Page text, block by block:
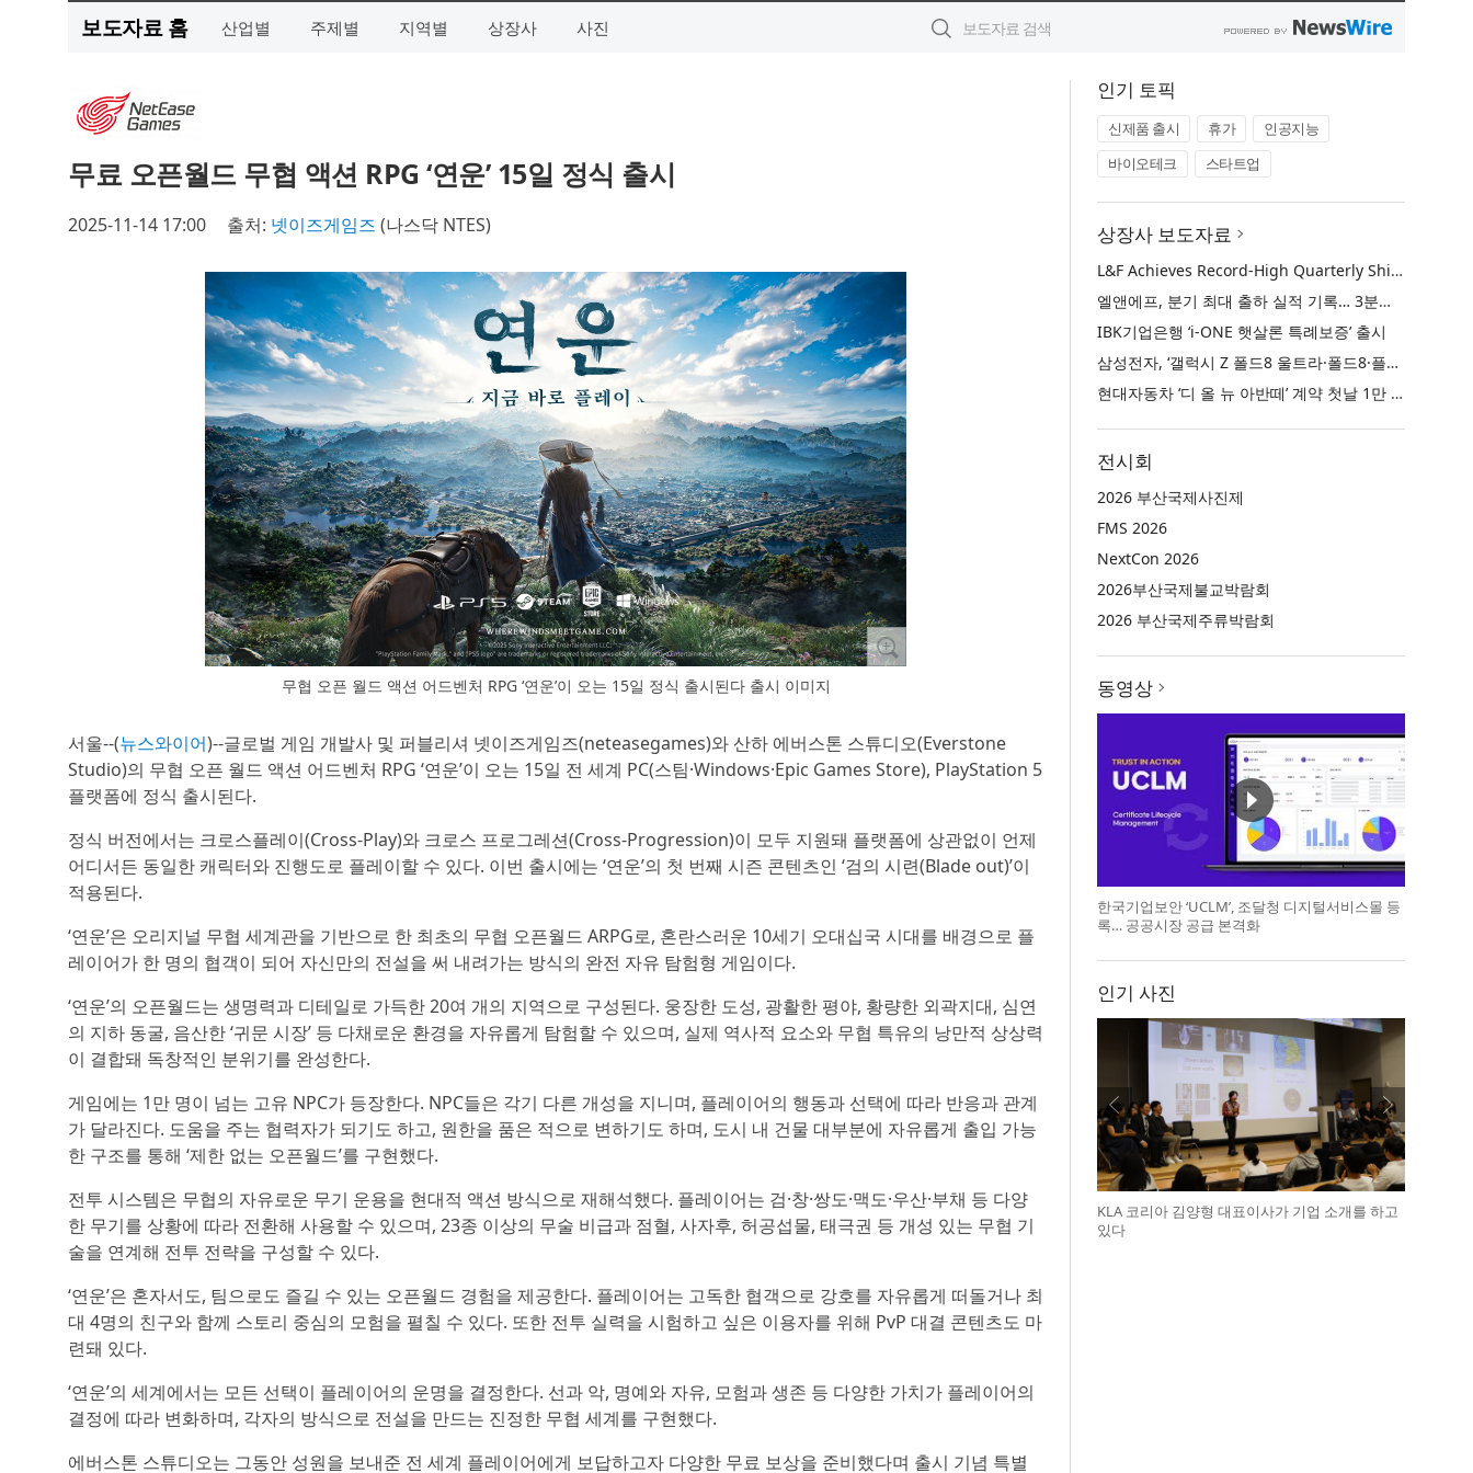
보도자료 홈 산업별 주제별 지역별 상장사 사진
무료 오픈월드 무협 액션 RPG ‘연운’ 15일 정식 출시
2025-11-14 17:00 출처: 넷이즈게임즈 (나스닥 NTES)
무협 오픈 월드 액션 어드벤처 RPG ‘연운’이 오는 15일 정식 출시된다 출시 이미지
서울--(뉴스와이어)--글로벌 게임 개발사 및 퍼블리셔 넷이즈게임즈(neteasegames)와 산하 에버스톤 스튜디오(Everstone
Studio)의 무협 오픈 월드 액션 어드벤처 RPG ‘연운’이 오는 15일 전 세계 PC(스팀·Windows·Epic Games Store), PlayStation 5
플랫폼에 정식 출시된다.
정식 버전에서는 크로스플레이(Cross-Play)와 크로스 프로그레션(Cross-Progression)이 모두 지원돼 플랫폼에 상관없이 언제
어디서든 동일한 캐릭터와 진행도로 플레이할 수 있다. 이번 출시에는 ‘연운’의 첫 번째 시즌 콘텐츠인 ‘검의 시련(Blade out)’이
적용된다.
‘연운’은 오리지널 무협 세계관을 기반으로 한 최초의 무협 오픈월드 ARPG로, 혼란스러운 10세기 오대십국 시대를 배경으로 플
레이어가 한 명의 협객이 되어 자신만의 전설을 써 내려가는 방식의 완전 자유 탐험형 게임이다.
‘연운’의 오픈월드는 생명력과 디테일로 가득한 20여 개의 지역으로 구성된다. 웅장한 도성, 광활한 평야, 황량한 외곽지대, 심연
의 지하 동굴, 음산한 ‘귀문 시장’ 등 다채로운 환경을 자유롭게 탐험할 수 있으며, 실제 역사적 요소와 무협 특유의 낭만적 상상력
이 결합돼 독창적인 분위기를 완성한다.
게임에는 1만 명이 넘는 고유 NPC가 등장한다. NPC들은 각기 다른 개성을 지니며, 플레이어의 행동과 선택에 따라 반응과 관계
가 달라진다. 도움을 주는 협력자가 되기도 하고, 원한을 품은 적으로 변하기도 하며, 도시 내 건물 대부분에 자유롭게 출입 가능
한 구조를 통해 ‘제한 없는 오픈월드’를 구현했다.
전투 시스템은 무협의 자유로운 무기 운용을 현대적 액션 방식으로 재해석했다. 플레이어는 검·창·쌍도·맥도·우산·부채 등 다양
한 무기를 상황에 따라 전환해 사용할 수 있으며, 23종 이상의 무술 비급과 점혈, 사자후, 허공섭물, 태극권 등 개성 있는 무협 기
술을 연계해 전투 전략을 구성할 수 있다.
‘연운’은 혼자서도, 팀으로도 즐길 수 있는 오픈월드 경험을 제공한다. 플레이어는 고독한 협객으로 강호를 자유롭게 떠돌거나 최
대 4명의 친구와 함께 스토리 중심의 모험을 펼칠 수 있다. 또한 전투 실력을 시험하고 싶은 이용자를 위해 PvP 대결 콘텐츠도 마
련돼 있다.
‘연운’의 세계에서는 모든 선택이 플레이어의 운명을 결정한다. 선과 악, 명예와 자유, 모험과 생존 등 다양한 가치가 플레이어의
결정에 따라 변화하며, 각자의 방식으로 전설을 만드는 진정한 무협 세계를 구현했다.
에버스톤 스튜디오는 그동안 성원을 보내준 전 세계 플레이어에게 보답하고자 다양한 무료 보상을 준비했다며 출시 기념 특별
인기 토픽
신제품 출시 휴가
인공지능
바이오테크
스타트업
상장사 보도자료
L&F Achieves Record-High Quarterly Shipments, Begins LFP Supply for North American ESS in Q3 Advancing its Two-Track NCM and LFP Growth Strategy
엘앤에프, 분기 최대 출하 실적 기록… 3분기 북미 ESS향 LFP 공급 착수 NCM+LFP ‘2-Track’ 성장 전략 실현
IBK기업은행 ‘i-ONE 햇살론 특례보증’ 출시
삼성전자, ‘갤럭시 Z 폴드8 울트라·폴드8·플립8’과 ‘갤럭시 워치 울트라2·워치9’ 국내 공식 출시
현대자동차 ‘디 올 뉴 아반떼’ 계약 첫날 1만 대 돌파
전시회
2026 부산국제사진제
FMS 2026
NextCon 2026
2026부산국제불교박람회
2026 부산국제주류박람회
동영상
한국기업보안 ‘UCLM’, 조달청 디지털서비스몰 등
록… 공공시장 공급 본격화
인기 사진
KLA 코리아 김양형 대표이사가 기업 소개를 하고
있다